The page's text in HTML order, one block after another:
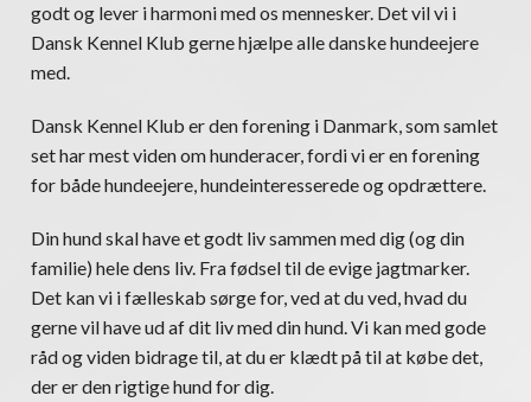
godt og lever i harmoni med os mennesker. Det vil vi i
Dansk Kennel Klub gerne hjælpe alle danske hundeejere
med.
Dansk Kennel Klub er den forening i Danmark, som samlet
set har mest viden om hunderacer, fordi vi er en forening
for både hundeejere, hundeinteresserede og opdrættere.
Din hund skal have et godt liv sammen med dig (og din
familie) hele dens liv. Fra fødsel til de evige jagtmarker.
Det kan vi i fælleskab sørge for, ved at du ved, hvad du
gerne vil have ud af dit liv med din hund. Vi kan med gode
råd og viden bidrage til, at du er klædt på til at købe det,
der er den rigtige hund for dig.